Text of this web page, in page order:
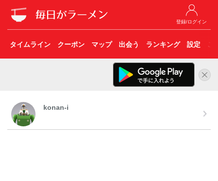
登録/ログイン
タイムライン クーポン マップ 出会う ランキング 設定 こ
konan-i